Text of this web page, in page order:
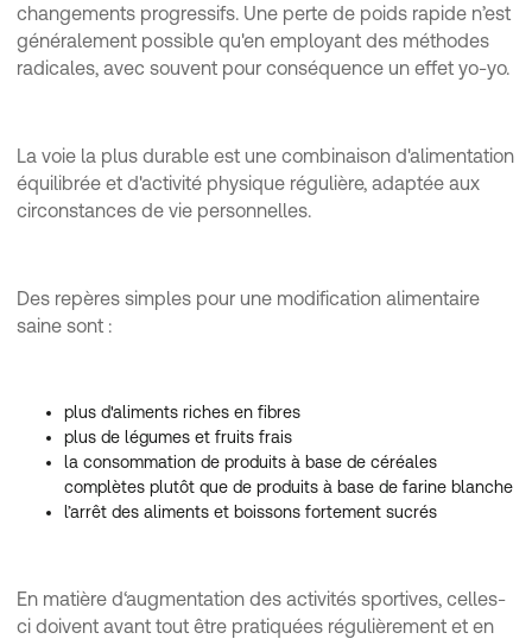
changements progressifs. Une perte de poids rapide n’est
généralement possible qu'en employant des méthodes
radicales, avec souvent pour conséquence un effet yo-yo.
La voie la plus durable est une combinaison d'alimentation
équilibrée et d'activité physique régulière, adaptée aux
circonstances de vie personnelles.
Des repères simples pour une modification alimentaire
saine sont :
plus d'aliments riches en fibres
plus de légumes et fruits frais
la consommation de produits à base de céréales
complètes plutôt que de produits à base de farine blanche
l’arrêt des aliments et boissons fortement sucrés
En matière d‘augmentation des activités sportives, celles-
ci doivent avant tout être pratiquées régulièrement et en